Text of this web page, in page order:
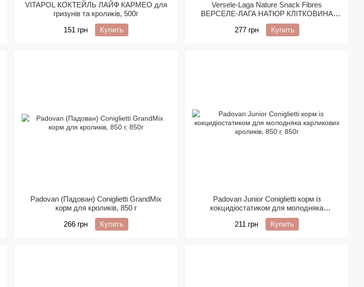
VITAPOL КОКТЕЙЛЬ ЛАЙФ КАРМЕО для
гризунів та кроликів, 500г
151 грн
Купить
Versele-Laga Nature Snack Fibres
ВЕРСЕЛЕ-ЛАГА НАТЮР КЛІТКОВИНА
додатковий корм для гризунів, 500г
277 грн
Купить
Padovan (Падован) Coniglietti GrandMix
корм для кроликів, 850 г
266 грн
Купить
Padovan Junior Coniglietti корм із
кокцидіостатиком для молодняка
карликових кроликів, 850 г
211 грн
Купить